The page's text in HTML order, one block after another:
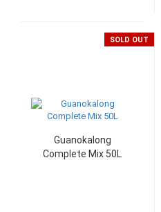
SOLD OUT
Guanokalong
Complete Mix 50L